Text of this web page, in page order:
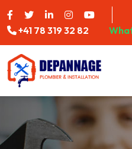
+41 78 319 32 82